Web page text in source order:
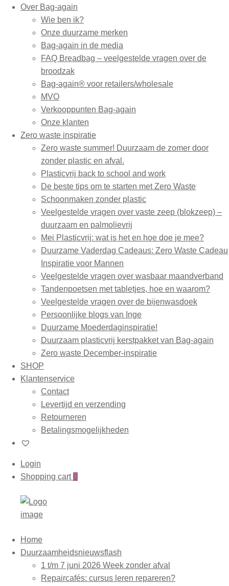
Over Bag-again
Wie ben ik?
Onze duurzame merken
Bag-again in de media
FAQ Breadbag – veelgestelde vragen over de
broodzak
Bag-again® voor retailers/wholesale
MVO
Verkooppunten Bag-again
Onze klanten
Zero waste inspiratie
Zero waste summer! Duurzaam de zomer door
zonder plastic en afval.
Plasticvrij back to school and work
De beste tips om te starten met Zero Waste
Schoonmaken zonder plastic
Veelgestelde vragen over vaste zeep (blokzeep) –
duurzaam en palmolievrij
Mei Plasticvrij: wat is het en hoe doe je mee?
Duurzame Vaderdag Cadeaus: Zero Waste Cadeau
Inspiratie voor Mannen
Veelgestelde vragen over wasbaar maandverband
Tandenpoetsen met tabletjes, hoe en waarom?
Veelgestelde vragen over de bijenwasdoek
Persoonlijke blogs van Inge
Duurzame Moederdaginspiratie!
Duurzaam plasticvrij kerstpakket van Bag-again
Zero waste December-inspiratie
SHOP
Klantenservice
Contact
Levertijd en verzending
Retourneren
Betalingsmogelijkheden
Login
Shopping cart 0
Home
Duurzaamheidsnieuwsflash
1 t/m 7 juni 2026 Week zonder afval
Repaircafés: cursus leren repareren?